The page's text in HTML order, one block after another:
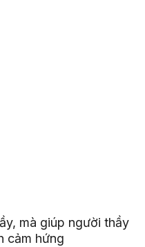
mà giúp người thầy
cảm hứng